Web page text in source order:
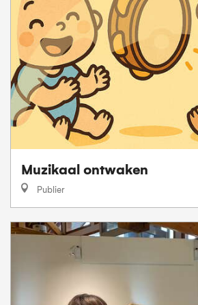
Muzikaal ontwaken
Publier